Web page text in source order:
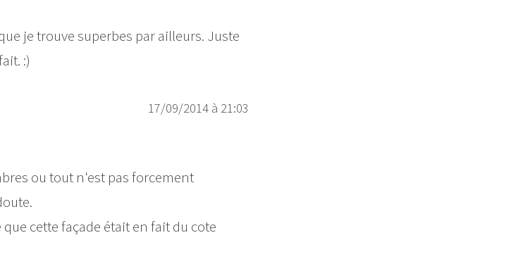
je trouve superbes par ailleurs. Juste
:)
17/09/2014 à 21:03
ou tout n'est pas forcement
cette façade était en fait du cote